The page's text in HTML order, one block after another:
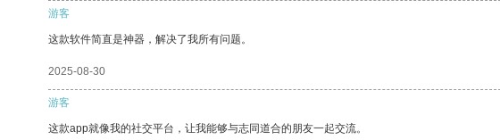
游客
这款软件简直是神器，解决了我所有问题。
2025-08-30
游客
这款app就像我的社交平台，让我能够与志同道合的朋友一起交流。